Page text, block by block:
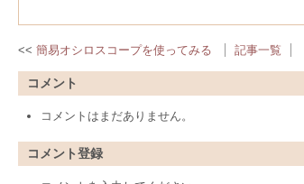
簡易オシロスコープを使ってみる 記事一覧
コメント
コメントはまだありません。
コメント登録